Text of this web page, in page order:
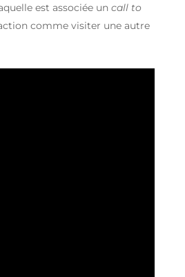
est associée un call to
comme visiter une autre